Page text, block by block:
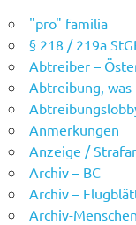
"pro" familia
§ 218 / 219a
Abtreiber –
Abtreibung, was
Anmerkungen
Anzeige /
Archiv – BC
Archiv –
Archiv-